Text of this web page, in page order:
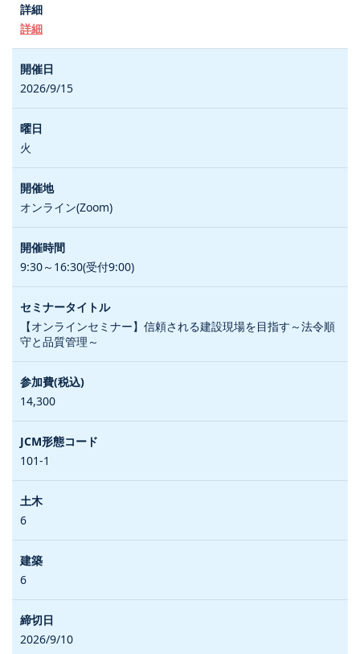
詳細
2026/9/15
火
オンライン(Zoom)
9:30～16:30(受付9:00)
【オンラインセミナー】信頼される建設現場を目指す～法令順
守と品質管理～
14,300
101-1
6
6
2026/9/10